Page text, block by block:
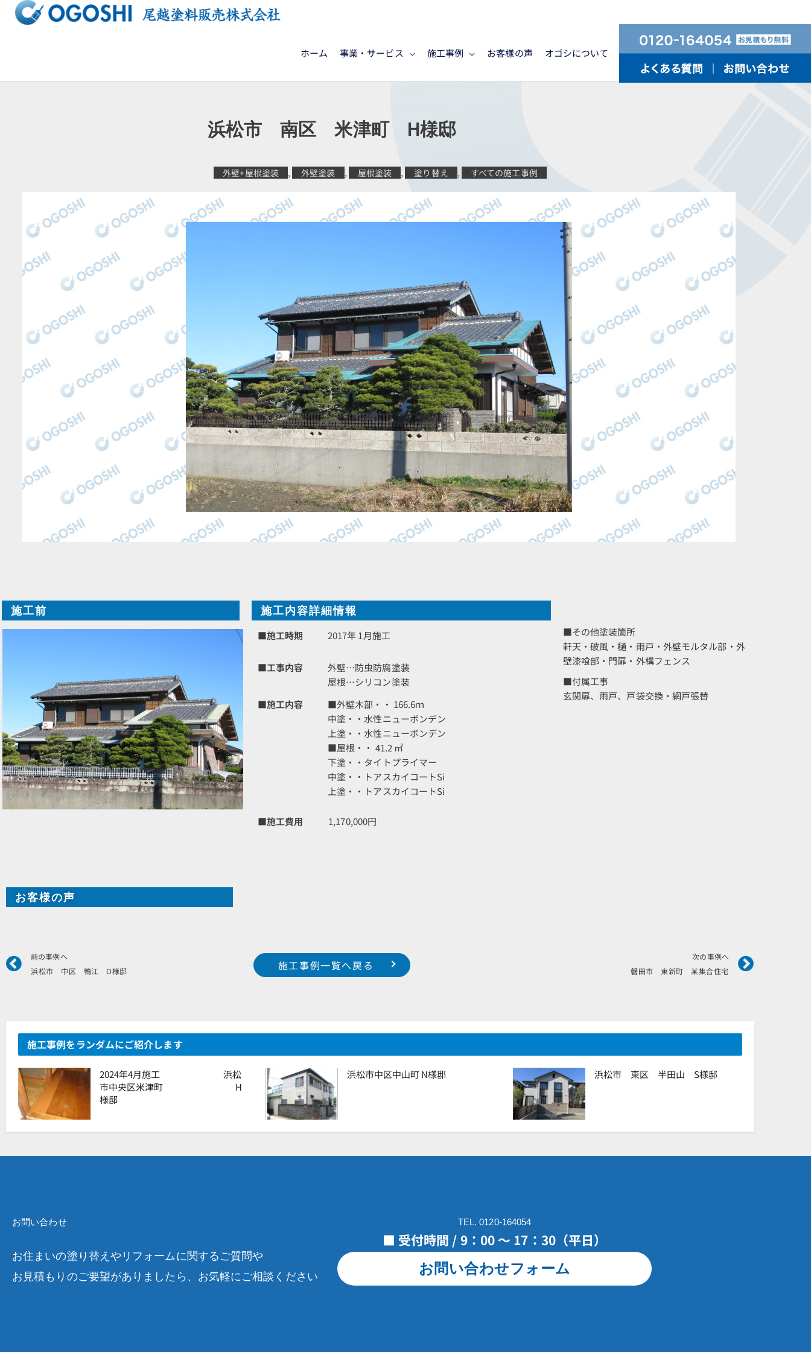
ッ
ホーム 事業・サービス 施工事例 お客様の声 オゴシについて
浜松市 南区 米津町 H様邸
外壁+屋根塗装 , 外壁塗装 , 屋根塗装 , 塗り替え , すべての施工事例
施工前
施工内容詳細情報
■施工時期
2017年 1月施工
■工事内容
外壁…防虫防腐塗装
屋根…シリコン塗装
■施工内容
■外壁木部・・ 166.6ｍ
中塗・・水性ニューボンデン
上塗・・水性ニューボンデン
■屋根・・ 41.2 ㎡
下塗・・タイトプライマー
中塗・・トアスカイコートSi
上塗・・トアスカイコートSi
■施工費用 1,170,000円
■その他塗装箇所
軒天・破風・樋・雨戸・外壁モルタル部・外
壁漆喰部・門扉・外構フェンス
■付属工事
玄関扉、雨戸、戸袋交換・網戸張替
お客様の声
Prev
前の事例へ
浜松市 中区 鴨江 O様邸
次の事例へ
磐田市 東新町 某集合住宅
Next
施工事例一覧へ戻る
施工事例をランダムにご紹介します
2024年4月施工 浜松
市中央区米津町 H
様邸
浜松市中区中山町 N様邸 浜松市 東区 半田山 S様邸
お問い合わせ
お住まいの塗り替えやリフォームに関するご質問や
お見積もりのご要望がありましたら、お気軽にご相談ください
TEL. 0120-164054
■ 受付時間 / 9：00 ～ 17：30（平日）
お問い合わせフォーム